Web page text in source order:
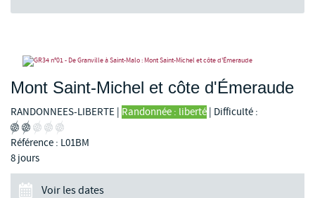
Mont Saint-Michel et côte d'Émeraude
RANDONNEES-LIBERTE | Randonnée : liberté | Difficulté :
Référence : L01BM
8 jours
Voir les dates